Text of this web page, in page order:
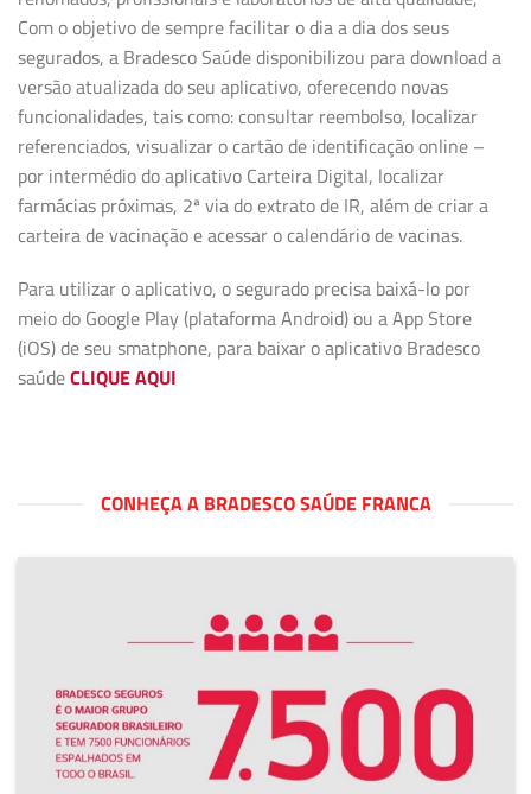
Com o objetivo de sempre facilitar o dia a dia dos seus
segurados, a Bradesco Saúde disponibilizou para download a
versão atualizada do seu aplicativo, oferecendo novas
funcionalidades, tais como: consultar reembolso, localizar
referenciados, visualizar o cartão de identificação online –
por intermédio do aplicativo Carteira Digital, localizar
farmácias próximas, 2ª via do extrato de IR, além de criar a
carteira de vacinação e acessar o calendário de vacinas.
Para utilizar o aplicativo, o segurado precisa baixá-lo por
meio do Google Play (plataforma Android) ou a App Store
(iOS) de seu smatphone, para baixar o aplicativo Bradesco
saúdeCLIQUE AQUI
CONHEÇA A BRADESCO SAÚDE FRANCA